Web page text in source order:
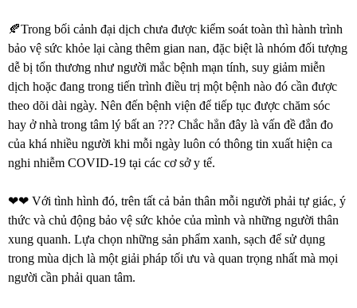
🍂Trong bối cảnh đại dịch chưa được kiểm soát toàn thì hành trình
bảo vệ sức khỏe lại càng thêm gian nan, đặc biệt là nhóm đối tượng
dễ bị tổn thương như người mắc bệnh mạn tính, suy giảm miễn
dịch hoặc đang trong tiến trình điều trị một bệnh nào đó cần được
theo dõi dài ngày. Nên đến bệnh viện để tiếp tục được chăm sóc
hay ở nhà trong tâm lý bất an ??? Chắc hẳn đây là vấn đề đắn đo
của khá nhiều người khi mỗi ngày luôn có thông tin xuất hiện ca
nghi nhiễm COVID-19 tại các cơ sở y tế.
❤❤ Với tình hình đó, trên tất cả bản thân mỗi người phải tự giác, ý
thức và chủ động bảo vệ sức khỏe của mình và những người thân
xung quanh. Lựa chọn những sản phẩm xanh, sạch để sử dụng
trong mùa dịch là một giải pháp tối ưu và quan trọng nhất mà mọi
người cần phải quan tâm.